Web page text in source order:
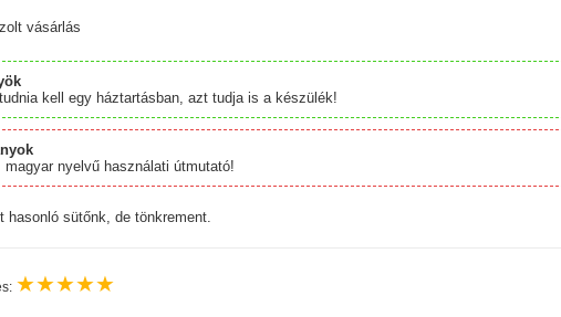
vásárlás
kell egy háztartásban, azt tudja is a készülék!
magyar nyelvű használati útmutató!
hasonló sütőnk, de tönkrement.
★★★★★